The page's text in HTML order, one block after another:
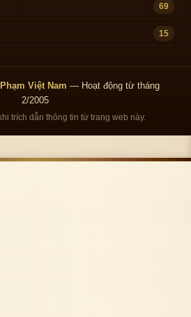
69
15
Việt Nam — Hoạt động từ tháng
2/2005
trích dẫn thông tin từ trang web này.